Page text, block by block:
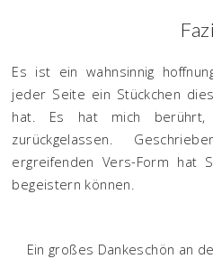
Es ist ein wahnsinnig
jeder Seite ein Stückchen
hat. Es hat mich berührt,
zurückgelassen.
ergreifenden Vers-Form hat
begeistern können.
Ein großes Dankeschön an